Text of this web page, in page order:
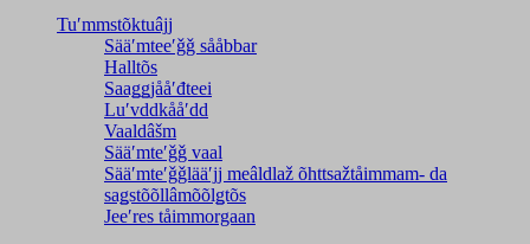
Tuʹmmstõktuâjj
Sääʹmteeʹǧǧ sååbbar
Halltõs
Saaǥǥjååʹđteei
Luʹvddkååʹdd
Vaaldâšm
Sääʹmteʹǧǧ vaal
Sääʹmteʹǧǧlääʹjj meâldlaž õhttsažtåimmam- da
saǥstõõllâmõõlǥtõs
Jeeʹres tåimmorgaan